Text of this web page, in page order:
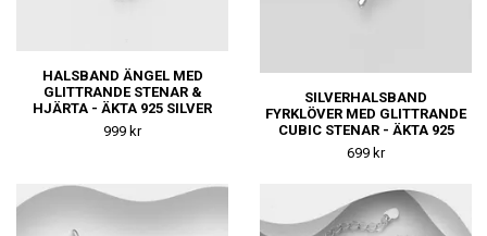
HALSBAND ÄNGEL MED
GLITTRANDE STENAR &
HJÄRTA - ÄKTA 925 SILVER
999 kr
SILVERHALSBAND
FYRKLÖVER MED GLITTRANDE
CUBIC STENAR - ÄKTA 925
SILVER
699 kr